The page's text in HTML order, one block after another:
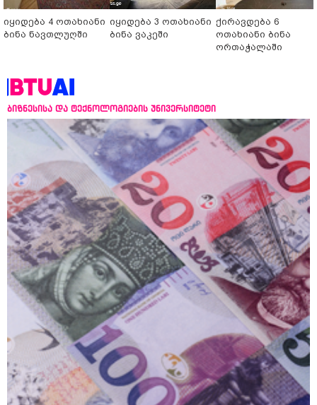
იყიდება 4 ოთახიანი
ბინა ნავთლუღში
იყიდება 3 ოთახიანი
ბინა ვაკეში
ქირავდება 6
ოთახიანი ბინა
ორთაჭალაში
ბიზნესისა და ტექნოლოგიების უნივერსიტეტი